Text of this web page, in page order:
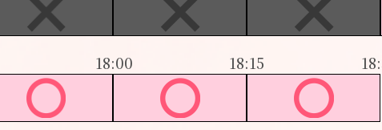
18:00 18:15